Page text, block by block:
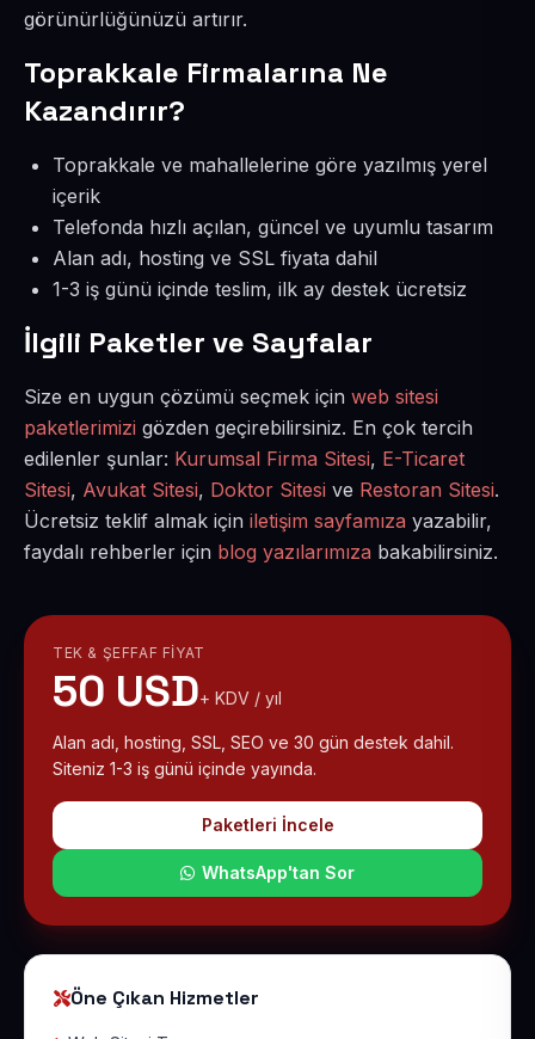
görünürlüğünüzü artırır.
Toprakkale Firmalarına Ne
Kazandırır?
Toprakkale ve mahallelerine göre yazılmış yerel
içerik
Telefonda hızlı açılan, güncel ve uyumlu tasarım
Alan adı, hosting ve SSL fiyata dahil
1-3 iş günü içinde teslim, ilk ay destek ücretsiz
İlgili Paketler ve Sayfalar
Size en uygun çözümü seçmek için web sitesi
paketlerimizi gözden geçirebilirsiniz. En çok tercih
edilenler şunlar: Kurumsal Firma Sitesi, E-Ticaret
Sitesi, Avukat Sitesi, Doktor Sitesi ve Restoran Sitesi.
Ücretsiz teklif almak için iletişim sayfamıza yazabilir,
faydalı rehberler için blog yazılarımıza bakabilirsiniz.
TEK & ŞEFFAF FIYAT
50 USD+ KDV / yıl
Alan adı, hosting, SSL, SEO ve 30 gün destek dahil.
Siteniz 1-3 iş günü içinde yayında.
Paketleri İncele
WhatsApp'tan Sor
Öne Çıkan Hizmetler